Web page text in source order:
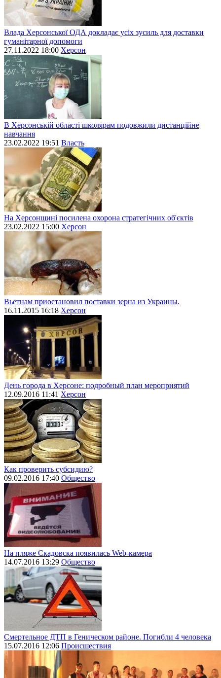
Влада Херсонської ОДА докладає усіх зусиль для доставки
гуманітарної допомоги
27.11.2022 18:00 Херсон
В Херсонській області школярам подовжили дистанційне
навчання
23.02.2022 19:51 Власть
На Херсонщині посилена охорона стратегічних об'єктів
23.02.2022 15:00 Херсон
Вьетнам приостановил поставки зерна из Украины.
16.11.2015 16:18 Херсон
День города в Херсоне: подробный план мероприятий
12.09.2016 11:41 Херсон
Как проверить субсидию?
09.02.2016 17:40 Общество
На пляже Скадовска появилась Web-камера
14.07.2016 13:29 Общество
Смертельное ДТП в Геническом районе. Погибли 4 человека
15.07.2016 12:06 Происшествия